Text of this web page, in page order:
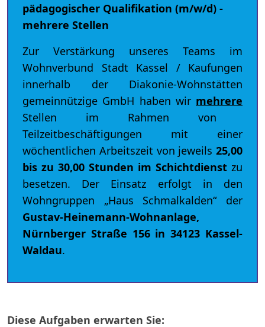
pädagogischer Qualifikation (m/w/d) -
mehrere Stellen
Zur Verstärkung unseres Teams im
Wohnverbund Stadt Kassel / Kaufungen
innerhalb der Diakonie-Wohnstätten
gemeinnützige GmbH haben wir mehrere
Stellen im Rahmen von
Teilzeitbeschäftigungen mit einer
wöchentlichen Arbeitszeit von jeweils 25,00
bis zu 30,00 Stunden im Schichtdienst zu
besetzen. Der Einsatz erfolgt in den
Wohngruppen „Haus Schmalkalden“ der
Gustav-Heinemann-Wohnanlage,
Nürnberger Straße 156 in 34123 Kassel-
Waldau.
Diese Aufgaben erwarten Sie: